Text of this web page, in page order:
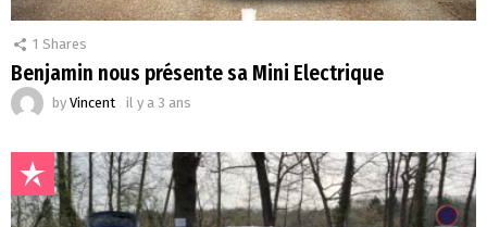
1 Shares
Benjamin nous présente sa Mini Electrique
by Vincent il y a 3 ans